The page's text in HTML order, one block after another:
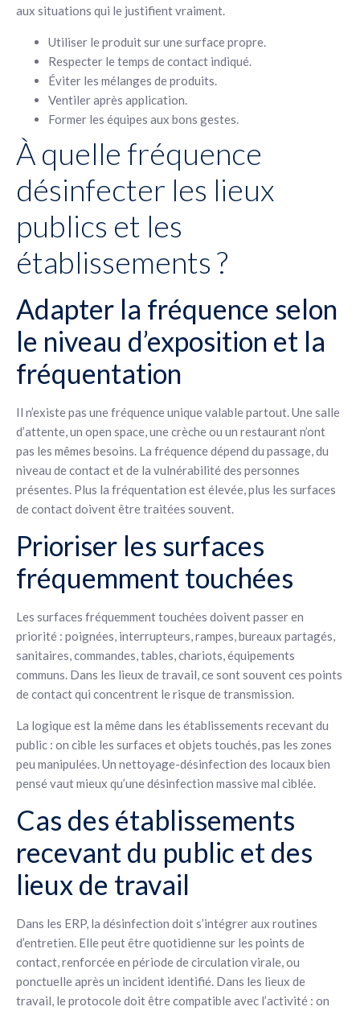
aux situations qui le justifient vraiment.
Utiliser le produit sur une surface propre.
Respecter le temps de contact indiqué.
Éviter les mélanges de produits.
Ventiler après application.
Former les équipes aux bons gestes.
À quelle fréquence
désinfecter les lieux
publics et les
établissements ?
Adapter la fréquence selon
le niveau d’exposition et la
fréquentation
Il n’existe pas une fréquence unique valable partout. Une salle
d’attente, un open space, une crèche ou un restaurant n’ont
pas les mêmes besoins. La fréquence dépend du passage, du
niveau de contact et de la vulnérabilité des personnes
présentes. Plus la fréquentation est élevée, plus les surfaces
de contact doivent être traitées souvent.
Prioriser les surfaces
fréquemment touchées
Les surfaces fréquemment touchées doivent passer en
priorité : poignées, interrupteurs, rampes, bureaux partagés,
sanitaires, commandes, tables, chariots, équipements
communs. Dans les lieux de travail, ce sont souvent ces points
de contact qui concentrent le risque de transmission.
La logique est la même dans les établissements recevant du
public : on cible les surfaces et objets touchés, pas les zones
peu manipulées. Un nettoyage-désinfection des locaux bien
pensé vaut mieux qu’une désinfection massive mal ciblée.
Cas des établissements
recevant du public et des
lieux de travail
Dans les ERP, la désinfection doit s’intégrer aux routines
d’entretien. Elle peut être quotidienne sur les points de
contact, renforcée en période de circulation virale, ou
ponctuelle après un incident identifié. Dans les lieux de
travail, le protocole doit être compatible avec l’activité : on